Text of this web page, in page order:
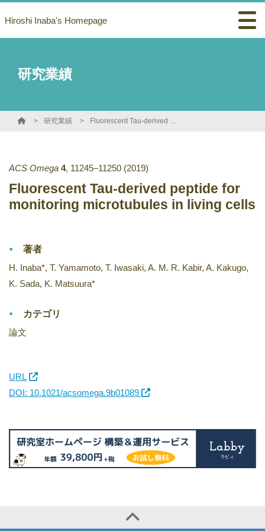
Hiroshi Inaba's Homepage
研究業績
研究業績 Fluorescent Tau-derived peptide for monitoring microtubules in living cells
ACS Omega 4, 11245–11250 (2019)
Fluorescent Tau-derived peptide for
monitoring microtubules in living cells
著者
H. Inaba*, T. Yamamoto, T. Iwasaki, A. M. R. Kabir, A. Kakugo,
K. Sada, K. Matsuura*
カテゴリ
論文
URL
DOI: 10.1021/acsomega.9b01089